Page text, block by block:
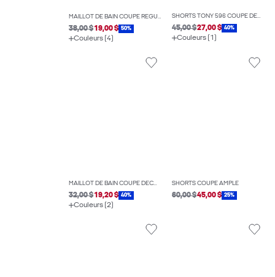
MAILLOT DE BAIN COUPE RÉGULIÈRE
38,00 $19,00 $ 50%
Couleurs (4)
SHORTS TONY 596 COUPE DÉCONTRACTÉE
45,00 $27,00 $ 40%
Couleurs (1)
MAILLOT DE BAIN COUPE DÉCONTRACTÉE
32,00 $19,20 $ 40%
Couleurs (2)
SHORTS COUPE AMPLE
60,00 $45,00 $ 25%